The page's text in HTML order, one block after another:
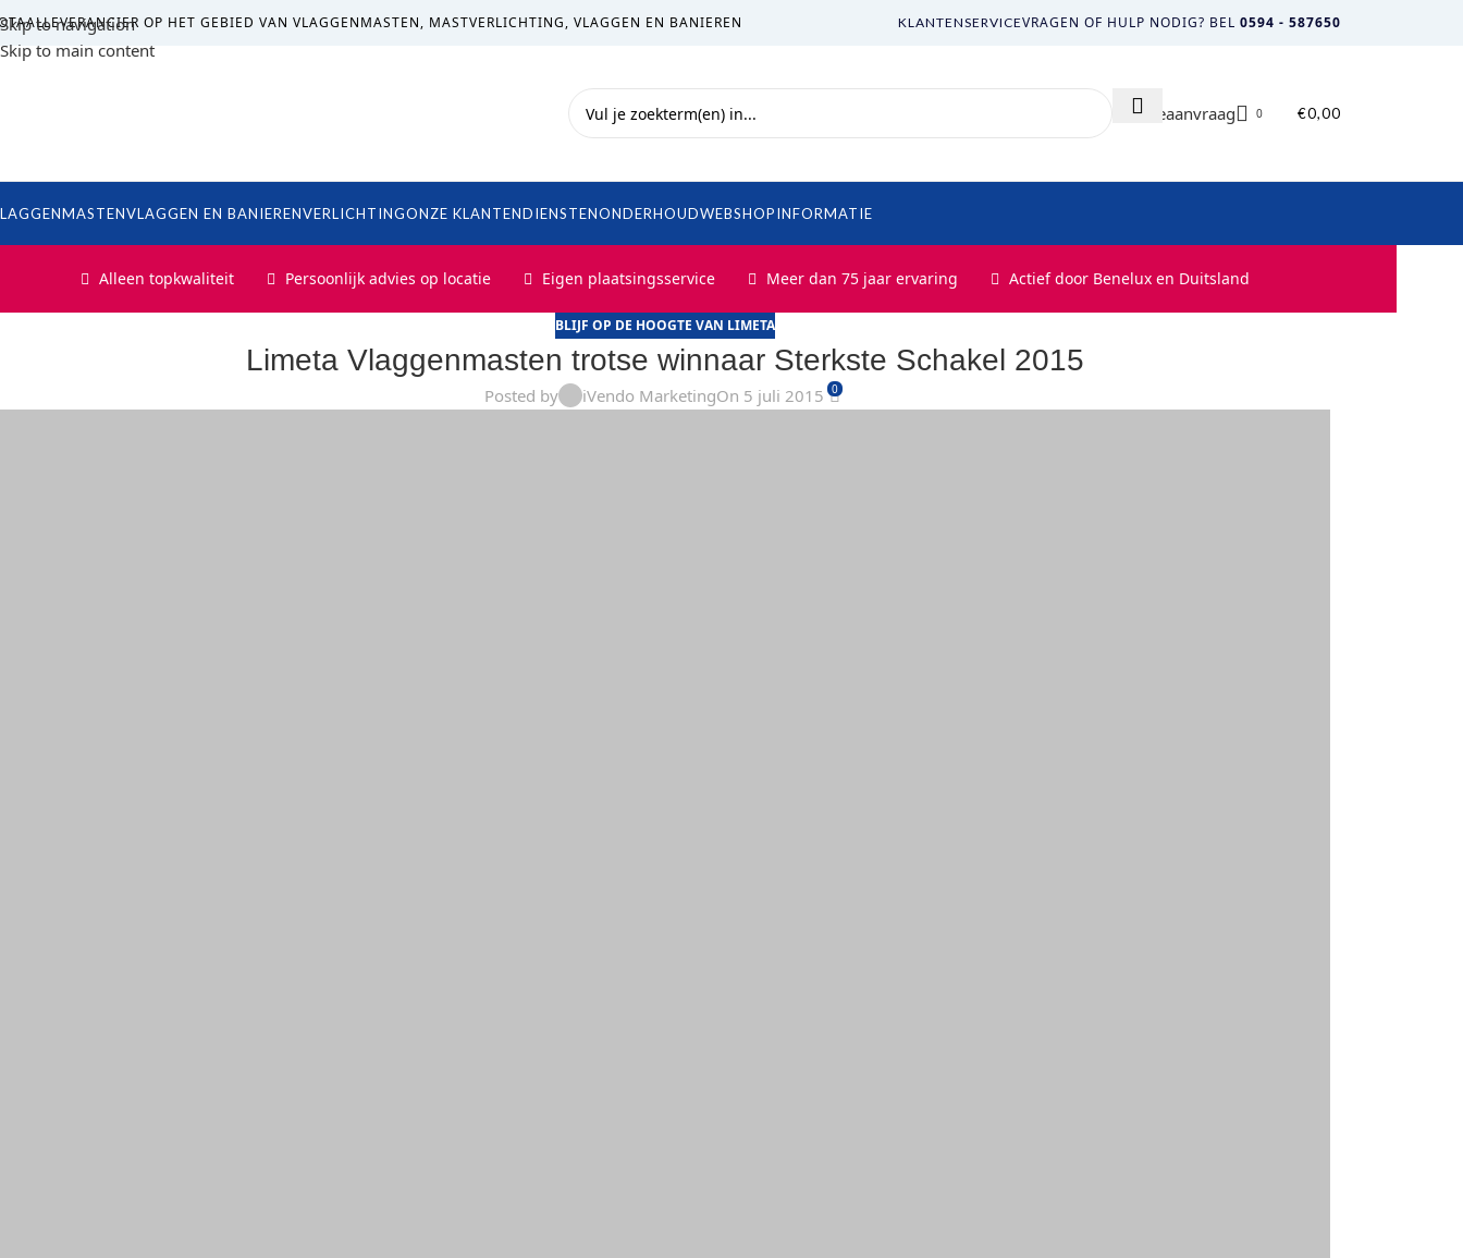
Skip to navigation
Skip to main content
OP HET GEBIED VAN VLAGGENMASTEN, MASTVERLICHTING, VLAGGEN EN BANIEREN KLANTENSERVICEVRAGEN OF HULP NODIG? BEL 0594 - 587650
Offerteaanvraag 0 €0,00
VLAGGEN EN BANIERENVERLICHTINGONZE KLANTENDIENSTENONDERHOUDWEBSHOPINFORMATIE
Alleen topkwaliteit Persoonlijk advies op locatie Eigen plaatsingsservice Meer dan 75 jaar ervaring Actief door Benelux en Duitsland
BLIJF OP DE HOOGTE VAN LIMETA
Limeta Vlaggenmasten trotse winnaar Sterkste Schakel 2015
Posted by iVendo MarketingOn 5 juli 2015 0